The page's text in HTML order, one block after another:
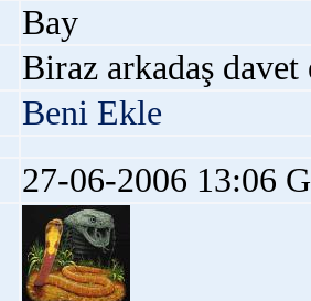
Bay
Biraz arkadaş davet
Beni Ekle
27-06-2006 13:06